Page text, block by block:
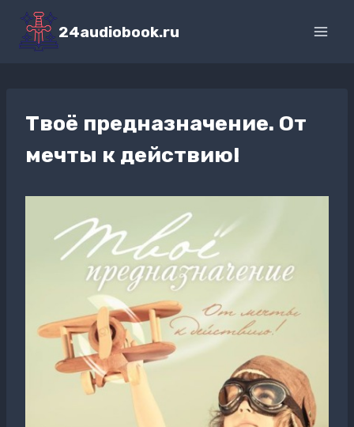
Перейти
содержимому
24audiobook.ru
Твоё предназначение. От
мечты к действию!